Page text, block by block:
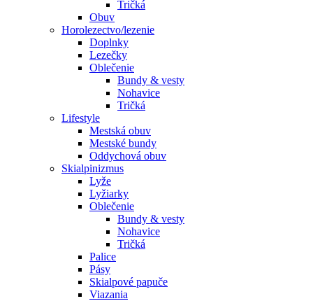
Tričká
Obuv
Horolezectvo/lezenie
Doplnky
Lezečky
Oblečenie
Bundy & vesty
Nohavice
Tričká
Lifestyle
Mestská obuv
Mestské bundy
Oddychová obuv
Skialpinizmus
Lyže
Lyžiarky
Oblečenie
Bundy & vesty
Nohavice
Tričká
Palice
Pásy
Skialpové papuče
Viazania